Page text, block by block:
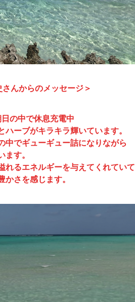
んからのメッセージ＞
の中で休息充電中
ーブがキラキラ輝いています。
中でギューギュー詰になりながら
ます。
れるエネルギーを与えてくれていて
かさを感じます。